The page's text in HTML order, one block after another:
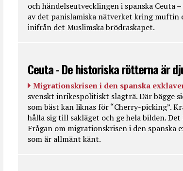
och händelseutvecklingen i spanska Ceuta
av det panislamiska nätverket kring muftin
inifrån det Muslimska brödraskapet.
Ceuta - De historiska rötterna är
Migrationskrisen i den spanska
svenskt inrikespolitiskt slagträ. Där bägge
som bäst kan liknas för “Cherry-picking”.
hålla sig till sakläget och ge hela bilden.
Frågan om migrationskrisen i den spanska
som är allmänt känt.